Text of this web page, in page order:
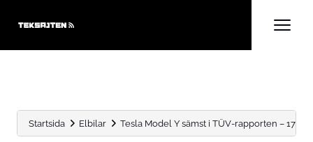
Startsida Elbilar Tesla Model Y sämst i TÜV-rapporten – 17,3